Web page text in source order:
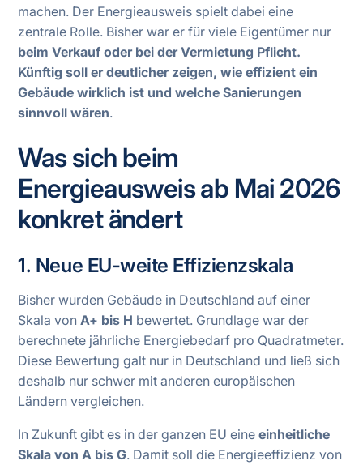
machen. Der Energieausweis spielt dabei eine
zentrale Rolle. Bisher war er für viele Eigentümer nur
beim Verkauf oder bei der Vermietung Pflicht.
Künftig soll er deutlicher zeigen, wie effizient ein
Gebäude wirklich ist und welche Sanierungen
sinnvoll wären.
Was sich beim
Energieausweis ab Mai 2026
konkret ändert
1. Neue EU-weite Effizienzskala
Bisher wurden Gebäude in Deutschland auf einer
Skala vonA+ bis H bewertet. Grundlage war der
berechnete jährliche Energiebedarf pro Quadratmeter.
Diese Bewertung galt nur in Deutschland und ließ sich
deshalb nur schwer mit anderen europäischen
Ländern vergleichen.
In Zukunft gibt es in der ganzen EU eineeinheitliche
Skala von A bis G. Damit soll die Energieeffizienz von